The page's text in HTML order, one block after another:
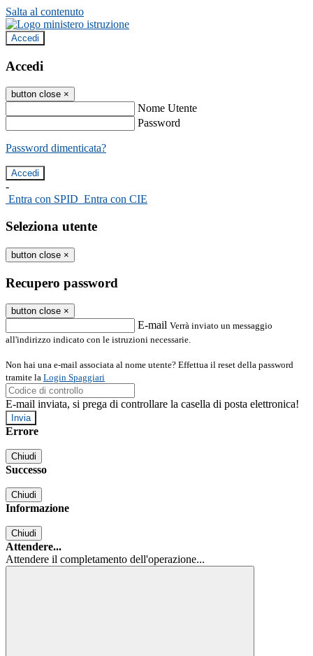
Salta al contenuto
Accedi
Accedi
button close ×
Nome Utente
Password
Password dimenticata?
-
Entra con SPID Entra con CIE
Seleziona utente
button close ×
Recupero password
button close ×
E-mail Verrà inviato un messaggio
all'indirizzo indicato con le istruzioni necessarie.
Non hai una e-mail associata al nome utente? Effettua il reset della password
tramite la Login Spaggiari
E-mail inviata, si prega di controllare la casella di posta elettronica!
Errore
Chiudi
Successo
Chiudi
Informazione
Chiudi
Attendere...
Attendere il completamento dell'operazione...